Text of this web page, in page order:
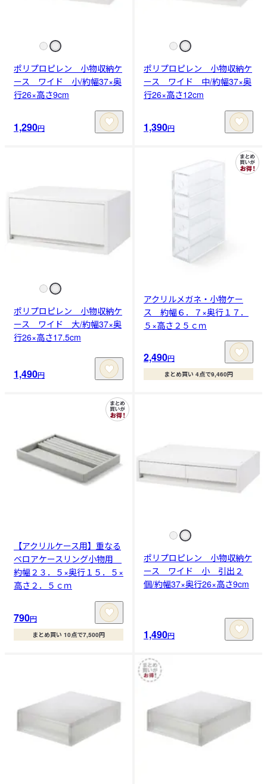
ポリプロピレン 小物収納ケ
ース ワイド 小/約幅37×奥
行26×高さ9cm
1,290円
ポリプロピレン 小物収納ケ
ース ワイド 中/約幅37×奥
行26×高さ12cm
1,390円
ポリプロピレン 小物収納ケ
ース ワイド 大/約幅37×奥
行26×高さ17.5cm
1,490円
アクリルメガネ・小物ケー
ス 約幅６．７×奥行１７．
５×高さ２５ｃｍ
2,490円
まとめ買い 4点で9,460円
【アクリルケース用】重なる
ベロアケースリング小物用
約幅２３．５×奥行１５．５×
高さ２．５ｃｍ
790円
まとめ買い 10点で7,500円
ポリプロピレン 小物収納ケ
ース ワイド 小 引出２
個/約幅37×奥行26×高さ9cm
1,490円